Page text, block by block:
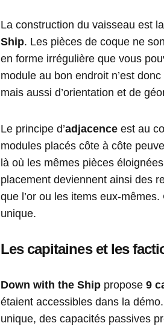
La construction du vaisseau est
Ship. Les pièces de coque ne
en forme irrégulière que vous
module au bon endroit n’est
mais aussi d’orientation et de
Le principe d’adjacence est au
modules placés côte à côte
là où les mêmes pièces
placement deviennent ainsi des
que l’or ou les items eux-
unique.
Les capitaines et les
Down with the Ship propose 9
étaient accessibles dans la
unique, des capacités passives